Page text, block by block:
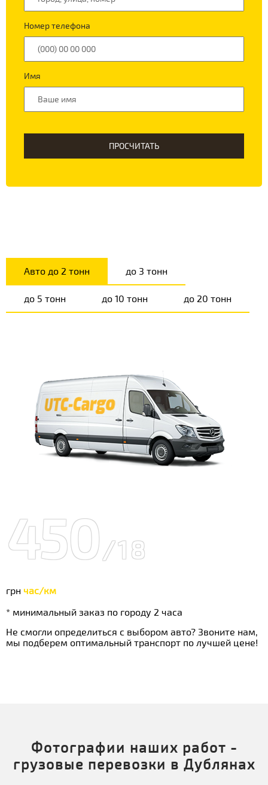
Номер телефона
Имя
ПРОСЧИТАТЬ
Авто до 2 тонн до 3 тонн
до 5 тонн до 10 тонн до 20 тонн
450/18
грн час/км
* минимальный заказ по городу 2 часа
Не смогли определиться с выбором авто? Звоните нам,
мы подберем оптимальный транспорт по лучшей цене!
Фотографии наших работ -
грузовые перевозки в Дублянах